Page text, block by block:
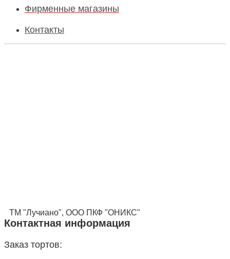
Фирменные магазины
Контакты
ТМ "Лучиано", ООО ПКФ "ОНИКС"
Контактная информация
Заказ тортов: